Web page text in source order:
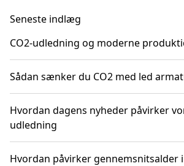
Seneste indlæg
CO2-udledning og moderne
Sådan sænker du CO2 med led
Hvordan dagens nyheder påvirker
udledning
Hvordan påvirker gennemsnitsalder